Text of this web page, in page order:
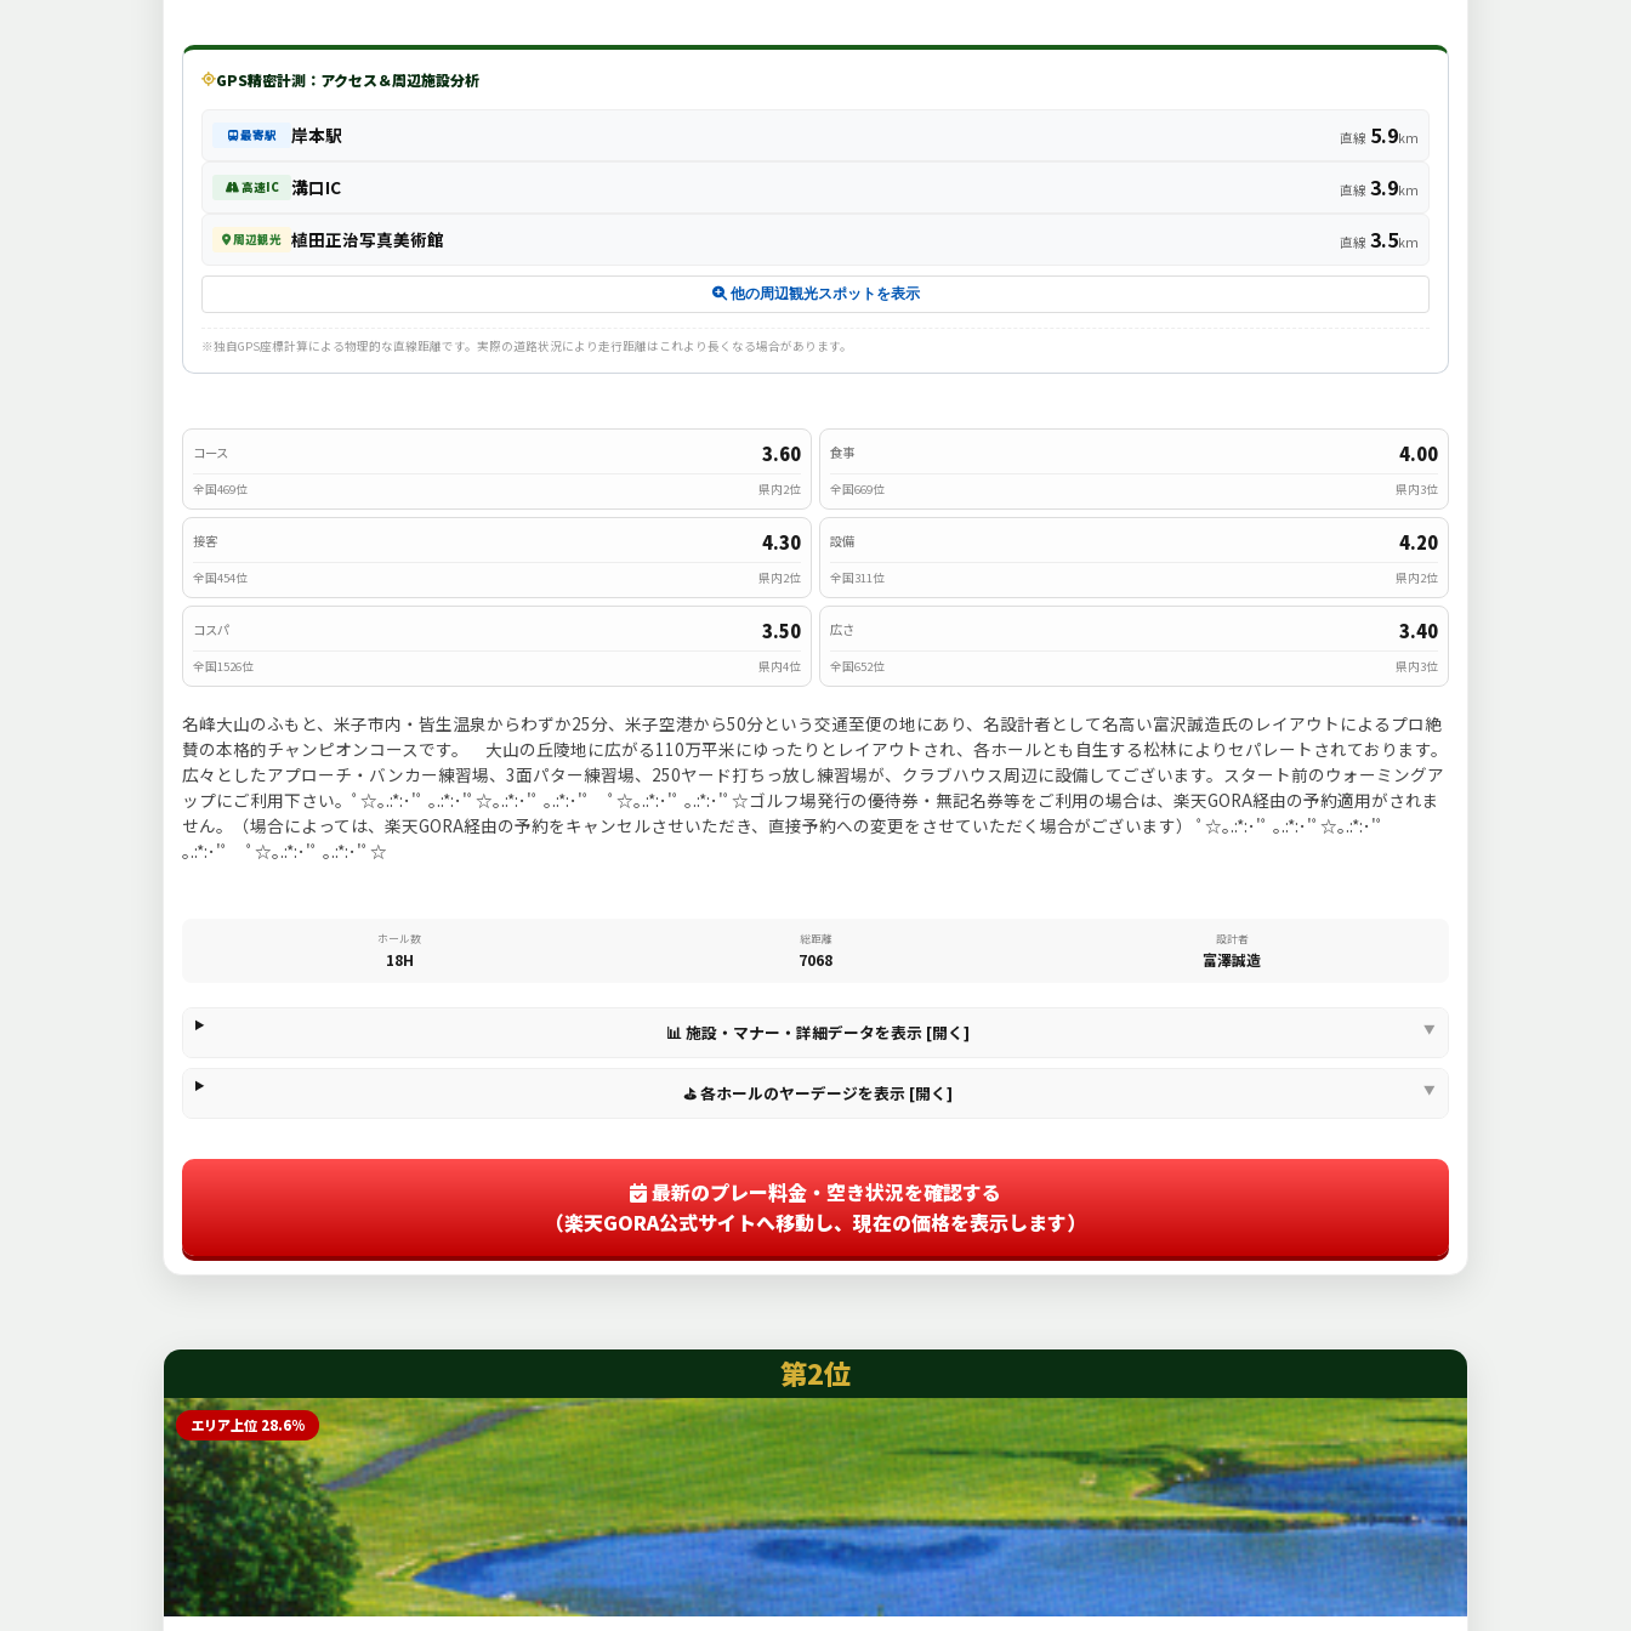
GPS精密計測：アクセス＆周辺施設分析
最寄駅 岸本駅 直線 5.9km
高速IC 溝口IC 直線 3.9km
周辺観光 植田正治写真美術館 直線 3.5km
他の周辺観光スポットを表示
※独自GPS座標計算による物理的な直線距離です。実際の道路状況により走行距離はこれより長くなる場合があります。
コース 3.60
全国469位 県内2位
食事 4.00
全国669位 県内3位
接客 4.30
全国454位 県内2位
設備 4.20
全国311位 県内2位
コスパ 3.50
全国1526位 県内4位
広さ 3.40
全国652位 県内3位
名峰大山のふもと、米子市内・皆生温泉からわずか25分、米子空港から50分という交通至便の地にあり、名設計者として名高い富沢誠造氏のレイアウトによるプロ絶
賛の本格的チャンピオンコースです。 大山の丘陵地に広がる110万平米にゆったりとレイアウトされ、各ホールとも自生する松林によりセパレートされております。
広々としたアプローチ・バンカー練習場、3面パター練習場、250ヤード打ちっ放し練習場が、クラブハウス周辺に設備してございます。スタート前のウォーミングア
ップにご利用下さい。ﾟ☆｡.:*:･'ﾟ ｡.:*:･'ﾟ☆｡.:*:･'ﾟ ｡.:*:･'ﾟ ﾟ☆｡.:*:･'ﾟ ｡.:*:･'ﾟ☆ゴルフ場発行の優待券・無記名券等をご利用の場合は、楽天GORA経由の予約適用がされま
せん。（場合によっては、楽天GORA経由の予約をキャンセルさせいただき、直接予約への変更をさせていただく場合がございます） ﾟ☆｡.:*:･'ﾟ ｡.:*:･'ﾟ☆｡.:*:･'ﾟ
｡.:*:･'ﾟ ﾟ☆｡.:*:･'ﾟ ｡.:*:･'ﾟ☆
ホール数
18H
総距離
7068
設計者
富澤誠造
📊 施設・マナー・詳細データを表示 [開く]
⛳ 各ホールのヤーデージを表示 [開く]
最新のプレー料金・空き状況を確認する
（楽天GORA公式サイトへ移動し、現在の価格を表示します）
第2位
エリア上位 28.6%